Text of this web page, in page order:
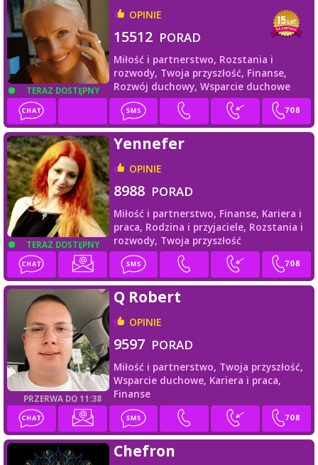
TERAZ DOSTĘPNY
OPINIE
15512 PORAD
Miłość i partnerstwo, Rozstania i
rozwody, Twoja przyszłość, Finanse,
Rozwój duchowy, Wsparcie duchowe
TERAZ DOSTĘPNY
Yennefer
OPINIE
8988 PORAD
Miłość i partnerstwo, Finanse, Kariera i
praca, Rodzina i przyjaciele, Rozstania i
rozwody, Twoja przyszłość
PRZERWA DO 11:38
Q Robert
OPINIE
9597 PORAD
Miłość i partnerstwo, Twoja przyszłość,
Wsparcie duchowe, Kariera i praca,
Finanse
Chefron